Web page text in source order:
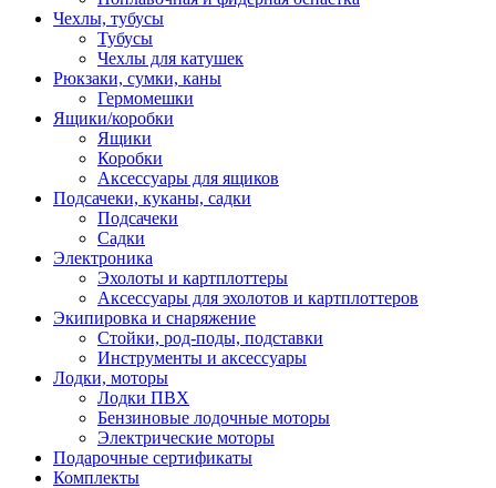
Чехлы, тубусы
Тубусы
Чехлы для катушек
Рюкзаки, сумки, каны
Гермомешки
Ящики/коробки
Ящики
Коробки
Аксессуары для ящиков
Подсачеки, куканы, садки
Подсачеки
Садки
Электроника
Эхолоты и картплоттеры
Аксессуары для эхолотов и картплоттеров
Экипировка и снаряжение
Стойки, род-поды, подставки
Инструменты и аксессуары
Лодки, моторы
Лодки ПВХ
Бензиновые лодочные моторы
Электрические моторы
Подарочные сертификаты
Комплекты